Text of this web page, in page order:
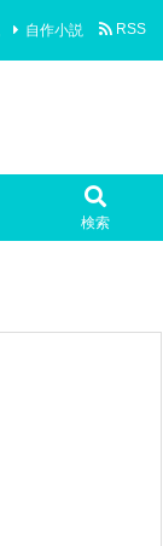
検索
自作小説 RSS